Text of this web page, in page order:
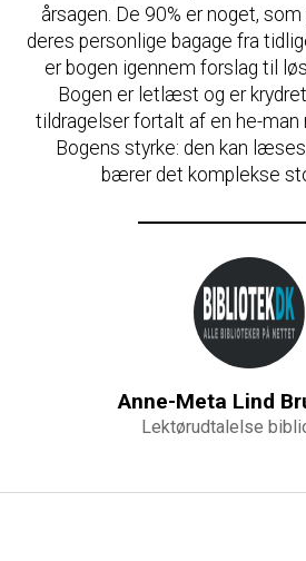
årsagen. De 90% er noget,
deres personlige bagage fra
er bogen igennem forslag til
Bogen er letlæst og er
tildragelser fortalt af en he-
Bogens styrke: den kan
bærer det komplekse
Anne-Meta Lind
Lektørudtalelse